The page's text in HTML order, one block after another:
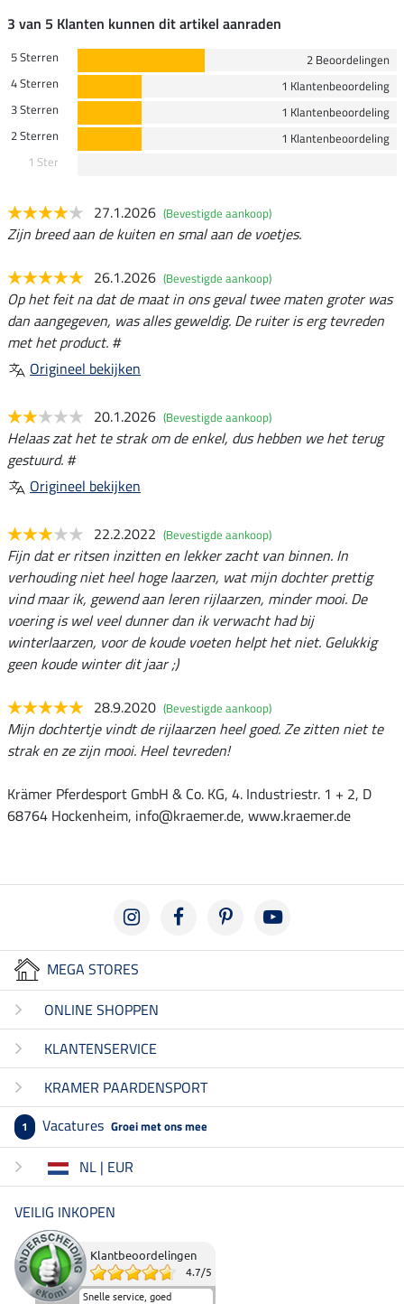
3 van 5 Klanten kunnen dit artikel aanraden
5 Sterren
2 Beoordelingen
4 Sterren
1 Klantenbeoordeling
3 Sterren
1 Klantenbeoordeling
2 Sterren
1 Klantenbeoordeling
1 Ster
27.1.2026 (Bevestigde aankoop)
Zijn breed aan de kuiten en smal aan de voetjes.
26.1.2026 (Bevestigde aankoop)
Op het feit na dat de maat in ons geval twee maten groter was
dan aangegeven, was alles geweldig. De ruiter is erg tevreden
met het product. #
Origineel bekijken
20.1.2026 (Bevestigde aankoop)
Helaas zat het te strak om de enkel, dus hebben we het terug
gestuurd. #
Origineel bekijken
22.2.2022 (Bevestigde aankoop)
Fijn dat er ritsen inzitten en lekker zacht van binnen. In
verhouding niet heel hoge laarzen, wat mijn dochter prettig
vind maar ik, gewend aan leren rijlaarzen, minder mooi. De
voering is wel veel dunner dan ik verwacht had bij
winterlaarzen, voor de koude voeten helpt het niet. Gelukkig
geen koude winter dit jaar ;)
28.9.2020 (Bevestigde aankoop)
Mijn dochtertje vindt de rijlaarzen heel goed. Ze zitten niet te
strak en ze zijn mooi. Heel tevreden!
Krämer Pferdesport GmbH & Co. KG, 4. Industriestr. 1 + 2, D
68764 Hockenheim, info@kraemer.de, www.kraemer.de
MEGA STORES
ONLINE SHOPPEN
KLANTENSERVICE
KRAMER PAARDENSPORT
1 Vacatures Groei met ons mee
NL | EUR
VEILIG INKOPEN
Klantbeoordelingen
4.7/5
Snelle service, goed